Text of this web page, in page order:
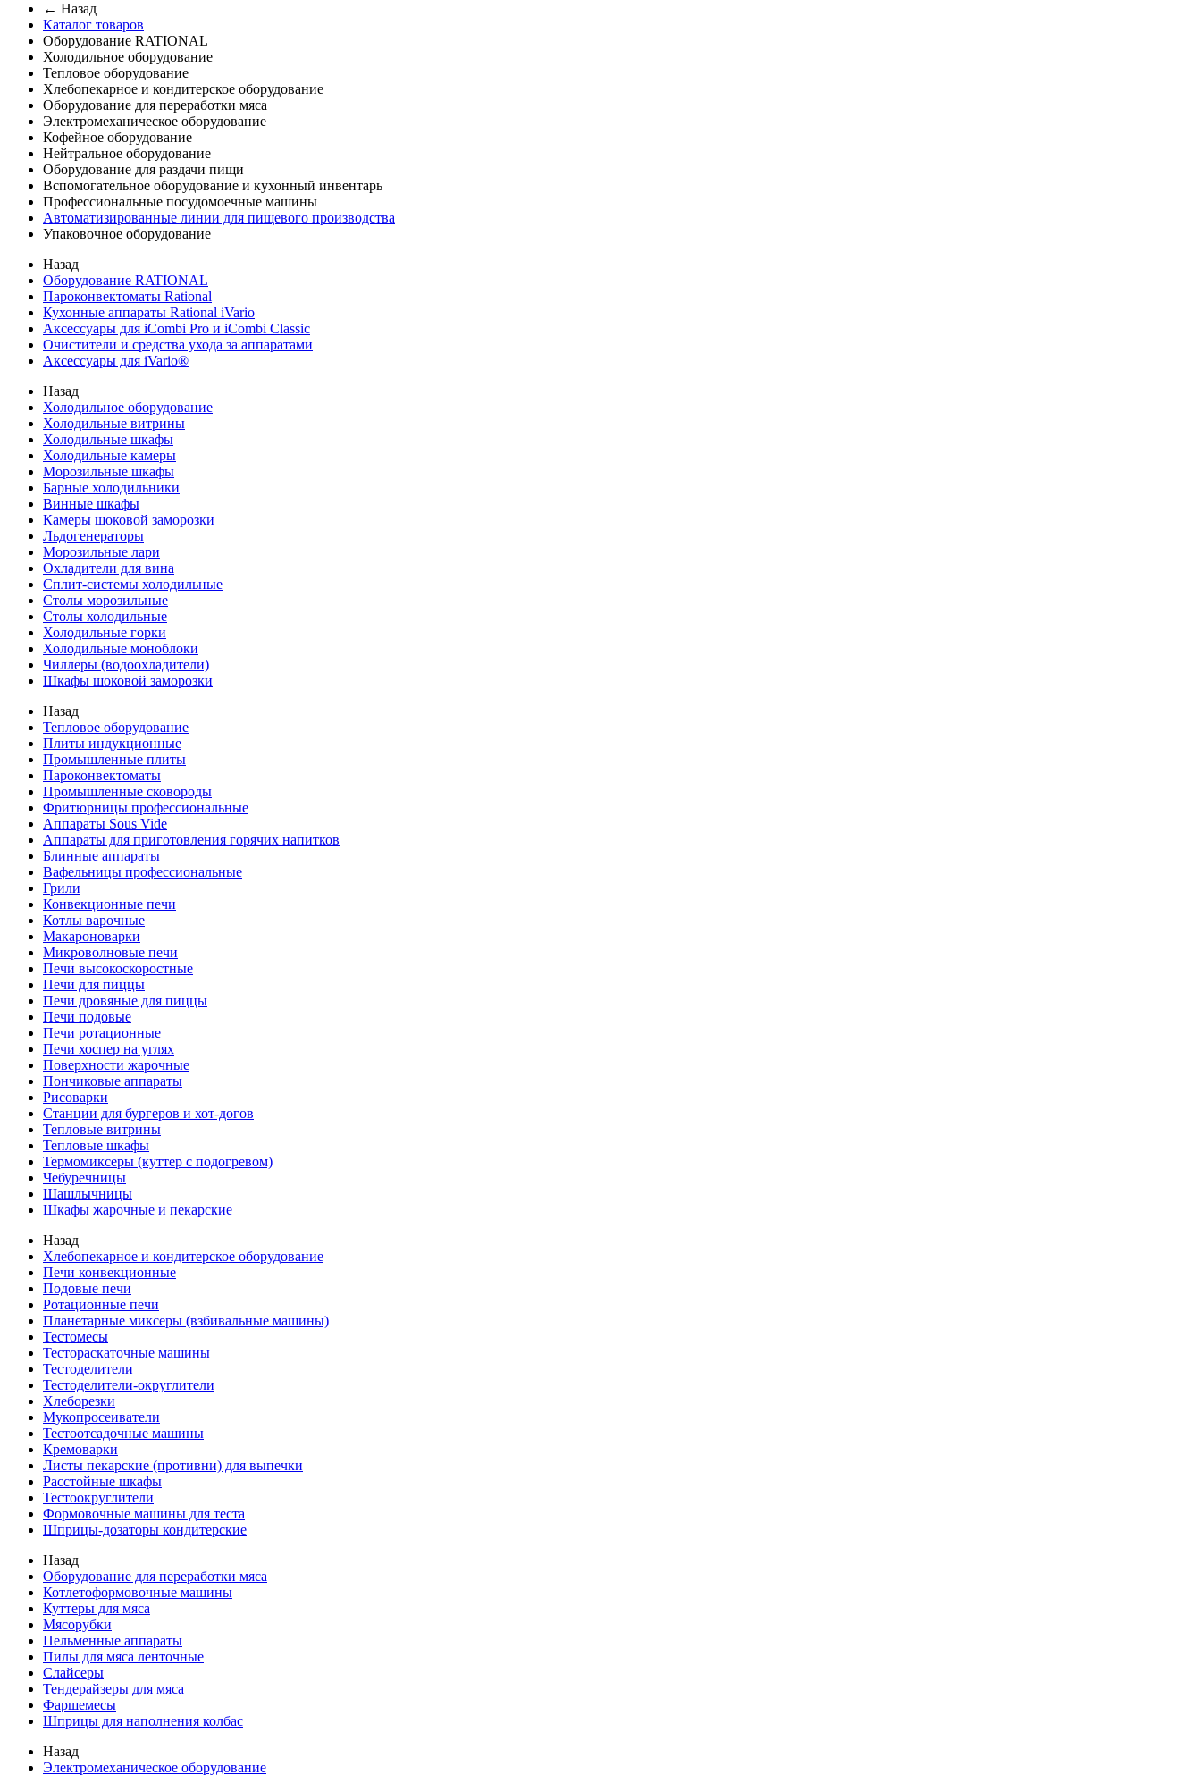
← Назад
Каталог товаров
Оборудование RATIONAL
Холодильное оборудование
Тепловое оборудование
Хлебопекарное и кондитерское оборудование
Оборудование для переработки мяса
Электромеханическое оборудование
Кофейное оборудование
Нейтральное оборудование
Оборудование для раздачи пищи
Вспомогательное оборудование и кухонный инвентарь
Профессиональные посудомоечные машины
Автоматизированные линии для пищевого производства
Упаковочное оборудование
Назад
Оборудование RATIONAL
Пароконвектоматы Rational
Кухонные аппараты Rational iVario
Аксессуары для iCombi Pro и iCombi Classic
Очистители и средства ухода за аппаратами
Аксессуары для iVario®
Назад
Холодильное оборудование
Холодильные витрины
Холодильные шкафы
Холодильные камеры
Морозильные шкафы
Барные холодильники
Винные шкафы
Камеры шоковой заморозки
Льдогенераторы
Морозильные лари
Охладители для вина
Сплит-системы холодильные
Столы морозильные
Столы холодильные
Холодильные горки
Холодильные моноблоки
Чиллеры (водоохладители)
Шкафы шоковой заморозки
Назад
Тепловое оборудование
Плиты индукционные
Промышленные плиты
Пароконвектоматы
Промышленные сковороды
Фритюрницы профессиональные
Аппараты Sous Vide
Аппараты для приготовления горячих напитков
Блинные аппараты
Вафельницы профессиональные
Грили
Конвекционные печи
Котлы варочные
Макароноварки
Микроволновые печи
Печи высокоскоростные
Печи для пиццы
Печи дровяные для пиццы
Печи подовые
Печи ротационные
Печи хоспер на углях
Поверхности жарочные
Пончиковые аппараты
Рисоварки
Станции для бургеров и хот-догов
Тепловые витрины
Тепловые шкафы
Термомиксеры (куттер с подогревом)
Чебуречницы
Шашлычницы
Шкафы жарочные и пекарские
Назад
Хлебопекарное и кондитерское оборудование
Печи конвекционные
Подовые печи
Ротационные печи
Планетарные миксеры (взбивальные машины)
Тестомесы
Тестораскаточные машины
Тестоделители
Тестоделители-округлители
Хлеборезки
Мукопросеиватели
Тестоотсадочные машины
Кремоварки
Листы пекарские (противни) для выпечки
Расстойные шкафы
Тестоокруглители
Формовочные машины для теста
Шприцы-дозаторы кондитерские
Назад
Оборудование для переработки мяса
Котлетоформовочные машины
Куттеры для мяса
Мясорубки
Пельменные аппараты
Пилы для мяса ленточные
Слайсеры
Тендерайзеры для мяса
Фаршемесы
Шприцы для наполнения колбас
Назад
Электромеханическое оборудование